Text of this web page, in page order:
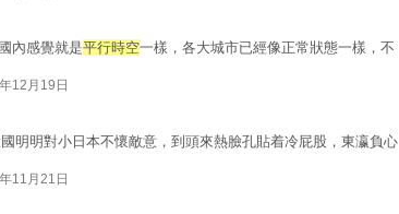
內感覺就是平行時空一樣，各大城市已經像正常狀態一樣，不
12月19日
明明對小日本不懷敵意，到頭來熱臉孔貼着冷屁股，東瀛負心
11月21日